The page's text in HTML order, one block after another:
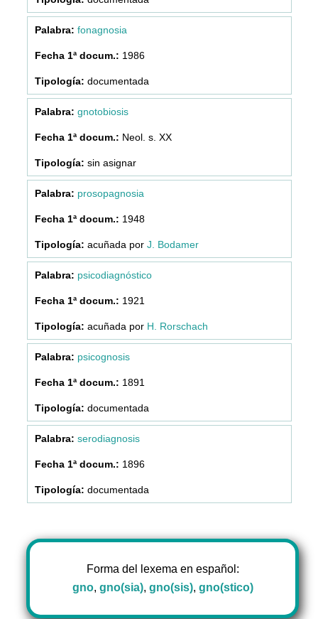
fonagnosia
1986
documentada
gnotobiosis
Neol. s. XX
sin asignar
prosopagnosia
1948
acuñada por J. Bodamer
psicodiagnóstico
1921
acuñada por H. Rorschach
psicognosis
1891
documentada
serodiagnosis
1896
documentada
Forma del lexema en español:
gno, gno(sia), gno(sis), gno(stico)